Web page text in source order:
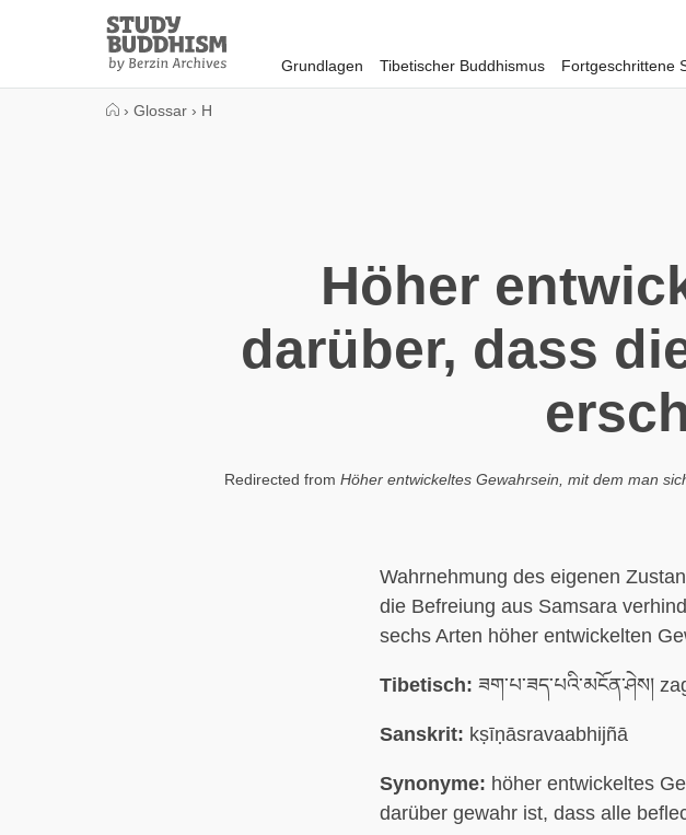
Study
Buddhism
Home
Grundlagen Tibetischer Buddhismus Fortgeschrittene
› Glossar › H
Höher
darüber, dass
Redirected from Höher entwickeltes Gewahrsein, mit dem man
Wahrnehmung des eigenen
die Befreiung aus Samsara
sechs Arten höher entwickelten
Tibetisch: ཟག་པ་ཟད་པའི་མངོན་ཤེས།
Sanskrit: kṣīṇāsravaabhijñā
Synonyme: höher entwickeltes
darüber gewahr ist, dass alle